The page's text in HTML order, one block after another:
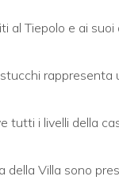
al Tiepolo e ai suoi
tutti i livelli della
della Villa sono